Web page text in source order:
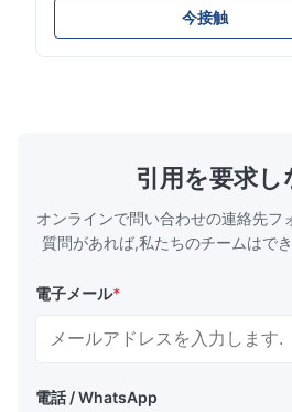
soft sectional sofa designed for
spaces, featuring a contemporary
今接触
引用を要求し
オンラインで問い合わせの連絡先フ
質問があれば,私たちのチームはで
電子メール*
電話 / WhatsApp